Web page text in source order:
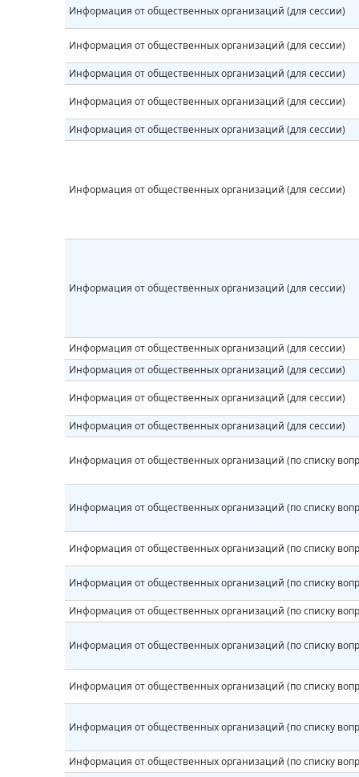
Информация от общественных организаций (для сессии)
Информация от общественных организаций (для сессии)
Информация от общественных организаций (для сессии)
Информация от общественных организаций (для сессии)
Информация от общественных организаций (для сессии)
Информация от общественных организаций (для сессии)
Информация от общественных организаций (для сессии)
Информация от общественных организаций (для сессии)
Информация от общественных организаций (для сессии)
Информация от общественных организаций (для сессии)
Информация от общественных организаций (для сессии)
Информация от общественных организаций (по списку
Информация от общественных организаций (по списку
Информация от общественных организаций (по списку
Информация от общественных организаций (по списку
Информация от общественных организаций (по списку
Информация от общественных организаций (по списку
Информация от общественных организаций (по списку
Информация от общественных организаций (по списку
Информация от общественных организаций (по списку